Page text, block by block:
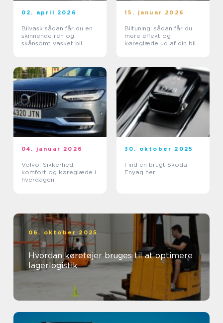
02. april 2026
Bilvask sådan får du en
skinnende ren og
skånsomt vasket bil
15. januar 2026
Biltuning: sådan får du
mere effekt og
køreglæde ud af din bil
04. januar 2026
Volvo: Sikkerhed,
komfort og køreglæde i
hverdagen
30. oktober 2025
Find en brugt Skoda
Enyaq her
06. oktober 2025
Hvordan køretøjer bruges til at optimere
lagerlogistik